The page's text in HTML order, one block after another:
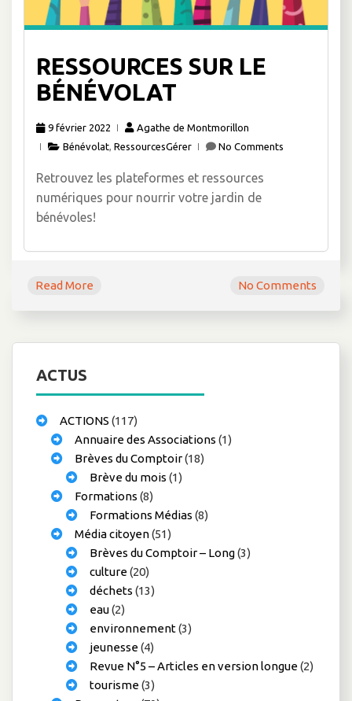
RESSOURCES SUR LE
BÉNÉVOLAT
9 février 2022
Agathe de Montmorillon
Bénévolat RessourcesGérer No Comments
Retrouvez les plateformes et ressources
numériques pour nourrir votre jardin de
bénévoles!
Read More No Comments
ACTUS
ACTIONS (117)
Annuaire des Associations (1)
Brèves du Comptoir(18)
Brève du mois (1)
Formations (8)
Formations Médias (8)
Média citoyen(51)
Brèves du Comptoir – Long(3)
culture(20)
déchets (13)
eau(2)
environnement(3)
jeunesse(4)
Revue N°5 – Articles en version longue(2)
tourisme(3)